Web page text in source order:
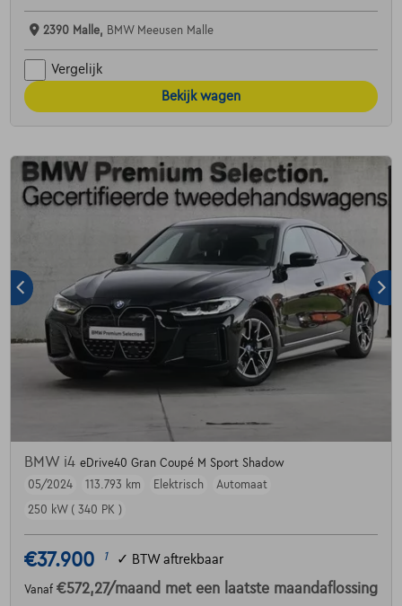
2390 Malle, BMW Meeusen Malle
Vergelijk
Bekijk wagen
BMW i4 eDrive40 Gran Coupé M Sport Shadow
05/2024
113.793 km Elektrisch
Automaat
250 kW ( 340 PK )
€37.900 1 ✓ BTW aftrekbaar
Vanaf €572,27/maand met een laatste maandaflossing